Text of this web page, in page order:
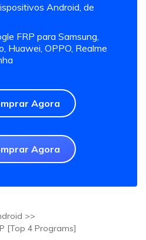
Android, de
FRP para Samsung,
Huawei, OPPO, Realme
Agora
Agora
>>
[Top 4 Programs]